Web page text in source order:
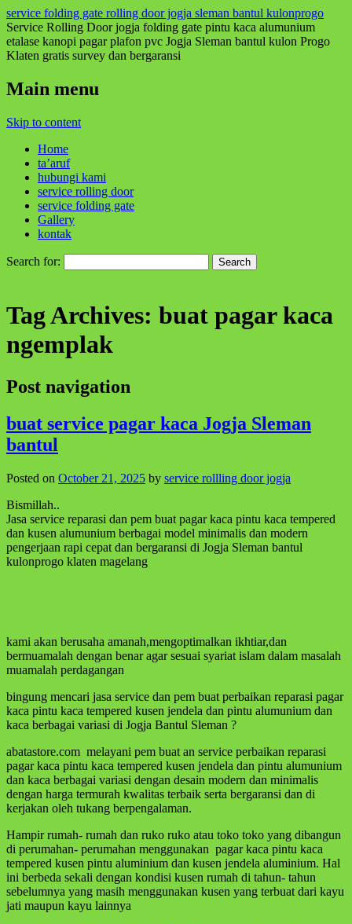
service folding gate rolling door jogja sleman bantul kulonprogo
Service Rolling Door jogja folding gate pintu kaca alumunium
etalase kanopi pagar plafon pvc Jogja Sleman bantul kulon Progo
Klaten gratis survey dan bergaransi
Main menu
Skip to content
Home
ta’aruf
hubungi kami
service rolling door
service folding gate
Gallery
kontak
Search for:
Tag Archives: buat pagar kaca
ngemplak
Post navigation
buat service pagar kaca Jogja Sleman
bantul
Posted on October 21, 2025 by service rollling door jogja
Bismillah..
Jasa service reparasi dan pem buat pagar kaca pintu kaca tempered
dan kusen alumunium berbagai model minimalis dan modern
pengerjaan rapi cepat dan bergaransi di Jogja Sleman bantul
kulonprogo klaten magelang
kami akan berusaha amanah,mengoptimalkan ikhtiar,dan
bermuamalah dengan benar agar sesuai syariat islam dalam masalah
muamalah perdagangan
bingung mencari jasa service dan pem buat perbaikan reparasi pagar
kaca pintu kaca tempered kusen jendela dan pintu alumunium dan
kaca berbagai variasi di Jogja Bantul Sleman ?
abatastore.com melayani pem buat an service perbaikan reparasi
pagar kaca pintu kaca tempered kusen jendela dan pintu alumunium
dan kaca berbagai variasi dengan desain modern dan minimalis
dengan harga termurah kwalitas terbaik serta bergaransi dan di
kerjakan oleh tukang berpengalaman.
Hampir rumah- rumah dan ruko ruko atau toko toko yang dibangun
di perumahan- perumahan menggunakan pagar kaca pintu kaca
tempered kusen pintu aluminium dan kusen jendela aluminium. Hal
ini berbeda sekali dengan kondisi kusen rumah di tahun- tahun
sebelumnya yang masih menggunakan kusen yang terbuat dari kayu
jati maupun kayu lainnya